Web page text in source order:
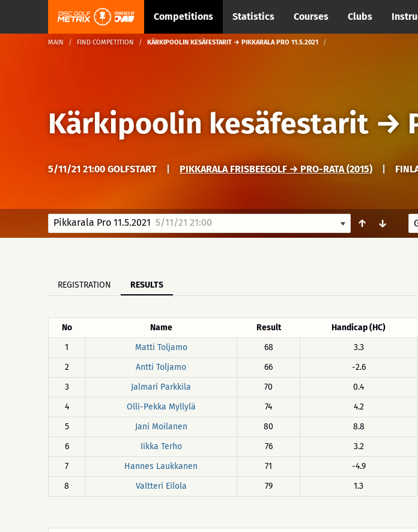
Competitions Statistics Courses Clubs
MAIN FIND COMPETITION KÄRKIPOOLIN KESÄFESTARIT → PIKKARALA PRO 11.5.2021
Kärkipoolin kesäfestarit →
5/11/21 21:00 GOLFSTART PIKKARALA FRISBEEGOLF → PRO-RATA (2015)
Pikkarala Pro 11.5.2021 5/11/21 21:00 ↑ ↓
REGISTRATION RESULTS
No Name Result Handicap (HC)
1
Matti Toljamo 68 3.3
2
Antti Toljamo 66 -2.6
3
Jalmari Parkkila 70 0.4
4
Olli-Pekka Myllylä 74 4.2
5
Jani Moilanen 80 8.8
6
Iikka Terho 76 3.2
7
Hannes Laukkanen 71 -4.9
8
Valtteri Eilola 79 1.3